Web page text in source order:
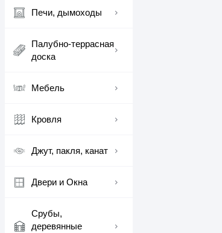
Печи, дымоходы
Палубно-террасная
доска
Мебель
Кровля
Джут, пакля, канат
Двери и Окна
Срубы,
деревянные